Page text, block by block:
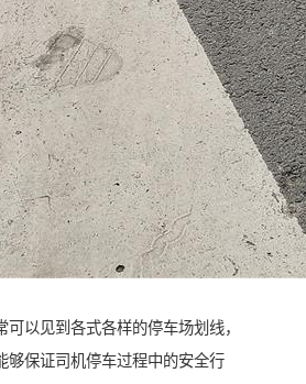
以见到各式各样的停车场划线，
够保证司机停车过程中的安全行